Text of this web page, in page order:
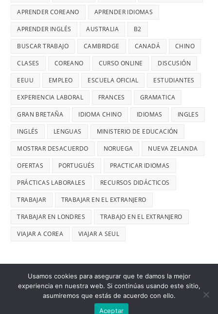
APRENDER COREANO APRENDER IDIOMAS
APRENDER INGLÉS AUSTRALIA B2
BUSCAR TRABAJO CAMBRIDGE CANADÁ CHINO
CLASES COREANO CURSO ONLINE DISCUSIÓN
EEUU EMPLEO ESCUELA OFICIAL ESTUDIANTES
EXPERIENCIA LABORAL FRANCES GRAMATICA
GRAN BRETAÑA IDIOMA CHINO IDIOMAS INGLES
INGLÉS LENGUAS MINISTERIO DE EDUCACIÓN
MOSTRAR DESACUERDO NORUEGA NUEVA ZELANDA
OFERTAS PORTUGUÉS PRACTICAR IDIOMAS
PRÁCTICAS LABORALES RECURSOS DIDÁCTICOS
TRABAJAR TRABAJAR EN EL EXTRANJERO
TRABAJAR EN LONDRES TRABAJO EN EL EXTRANJERO
VIAJAR A COREA VIAJAR A SEUL
Contacto Presentación Política de Privacidad
Usamos cookies para asegurar que te damos la mejor
experiencia en nuestra web. Si continúas usando este sitio,
asumiremos que estás de acuerdo con ello.
Aceptar